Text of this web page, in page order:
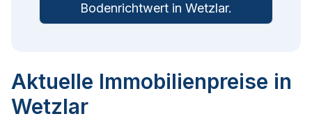
Bodenrichtwert in Wetzlar.
Aktuelle Immobilienpreise in
Wetzlar